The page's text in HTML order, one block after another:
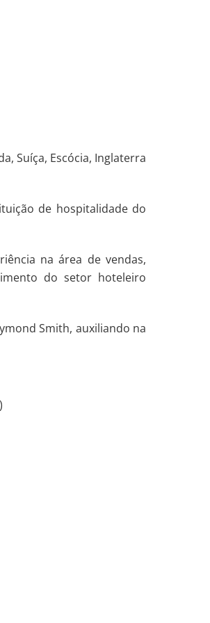
Suíça, Escócia, Inglaterra
de hospitalidade do
na área de vendas,
do setor hoteleiro
Smith, auxiliando na